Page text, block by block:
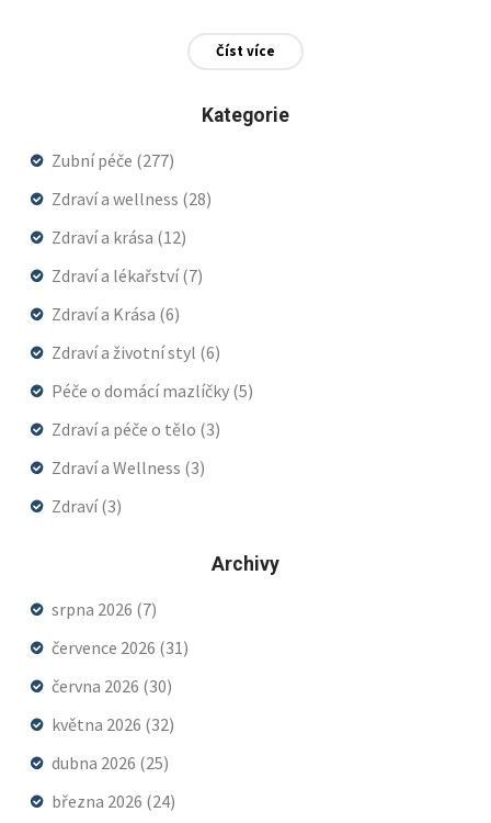
Číst více
Kategorie
Zubní péče (277)
Zdraví a wellness (28)
Zdraví a krása (12)
Zdraví a lékařství(7)
Zdraví a Krása (6)
Zdraví a životní styl (6)
Péče o domácí mazlíčky (5)
Zdraví a péče o tělo (3)
Zdraví a Wellness (3)
Zdraví(3)
Archivy
srpna 2026 (7)
července 2026 (31)
června 2026 (30)
května 2026 (32)
dubna 2026 (25)
března 2026 (24)